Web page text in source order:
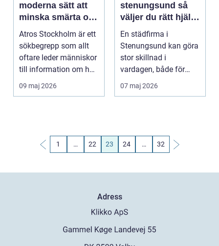
moderna sätt att
minska smärta och
bevara rörlighet
Atros Stockholm är ett
sökbegrepp som allt
oftare leder människor
till information om hur
de kan för...
09 maj 2026
stenungsund så
väljer du rätt hjälp
för hem och
företag
En städfirma i
Stenungsund kan göra
stor skillnad i
vardagen, både för
familjer och företag.
Många u...
07 maj 2026
1 … 22 23 24 … 32
Adress